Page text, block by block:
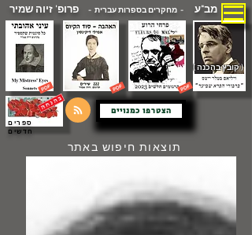
מב"ע - מחקרים בספרות עברית -פרופ' זיוה שמיר
( קובץ בהכנה )
הצטרפו כמנויים
ספרים
חדשים
תוצאות חיפוש באתר